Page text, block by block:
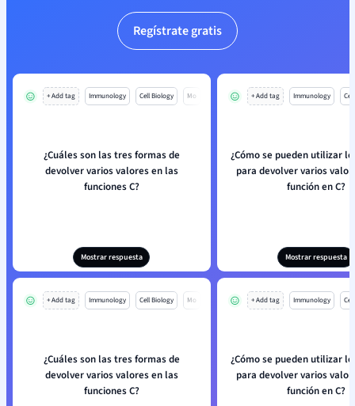
Regístrate gratis
+ Add tag Immunology Cell Biology Mo
¿Cuáles son las tres formas de
devolver varios valores en las
funciones C?
Mostrar respuesta
+ Add tag Immunology
¿Cómo se pueden utilizar
para devolver varios
función en C?
Mostrar respuesta
+ Add tag Immunology Cell Biology Mo
¿Cuáles son las tres formas de
devolver varios valores en las
funciones C?
+ Add tag Immunology
¿Cómo se pueden utilizar
para devolver varios
función en C?